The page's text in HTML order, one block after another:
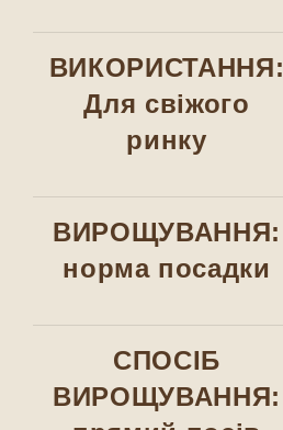
ВИКОРИСТАННЯ:
Для свіжого
ринку
ВИРОЩУВАННЯ:
норма посадки
СПОСІБ
ВИРОЩУВАННЯ: